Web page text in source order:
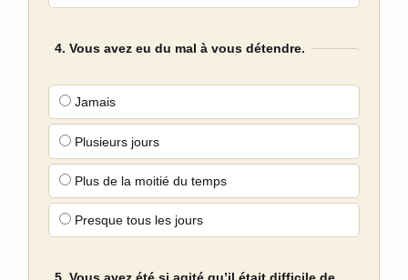
4. Vous avez eu du mal à vous détendre.
Jamais
Plusieurs jours
Plus de la moitié du temps
Presque tous les jours